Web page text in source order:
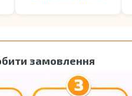
замовлення